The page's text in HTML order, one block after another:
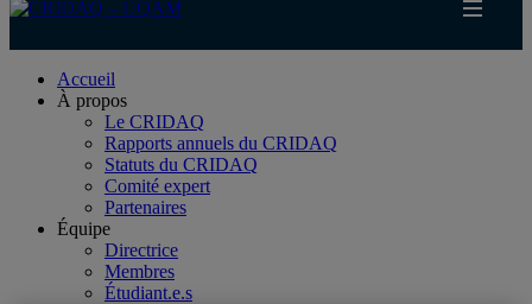
Accueil
À propos
Le CRIDAQ
Rapports annuels du CRIDAQ
Statuts du CRIDAQ
Comité expert
Partenaires
Équipe
Directrice
Membres
Étudiant.e.s